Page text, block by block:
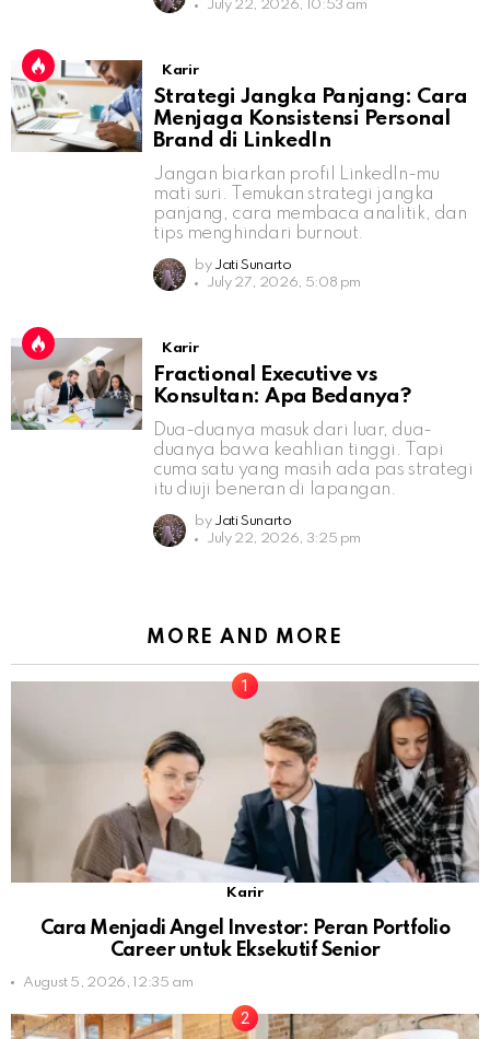
July 22, 2026, 10:53 am
Karir
Strategi Jangka Panjang: Cara
Menjaga Konsistensi Personal
Brand di LinkedIn
Jangan biarkan profil LinkedIn-mu
mati suri. Temukan strategi jangka
panjang, cara membaca analitik, dan
tips menghindari burnout.
by Jati Sunarto
July 27, 2026, 5:08 pm
Karir
Fractional Executive vs
Konsultan: Apa Bedanya?
Dua-duanya masuk dari luar, dua-
duanya bawa keahlian tinggi. Tapi
cuma satu yang masih ada pas strategi
itu diuji beneran di lapangan.
by Jati Sunarto
July 22, 2026, 3:25 pm
MORE AND MORE
Karir
Cara Menjadi Angel Investor: Peran Portfolio
Career untuk Eksekutif Senior
August 5, 2026, 12:35 am